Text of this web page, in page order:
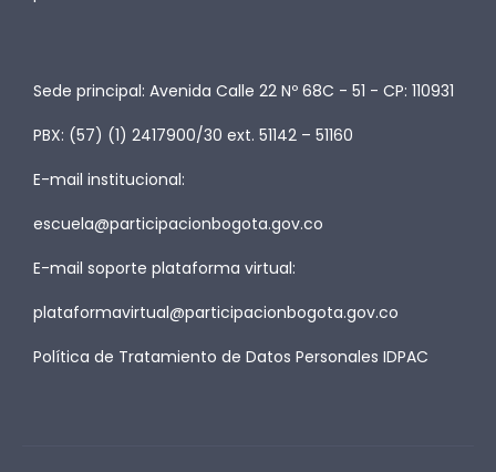
Sede principal: Avenida Calle 22 Nº 68C - 51 - CP: 110931
PBX: (57) (1) 2417900/30 ext. 51142 – 51160
E-mail institucional:
escuela@participacionbogota.gov.co
E-mail soporte plataforma virtual:
plataformavirtual@participacionbogota.gov.co
Política de Tratamiento de Datos Personales IDPAC